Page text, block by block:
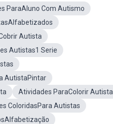
ParaAluno Com Autismo
Autista
Autistas1 Serie
AutistaPintar
Atividades ParaColorir Autista
ColoridasPara Autistas